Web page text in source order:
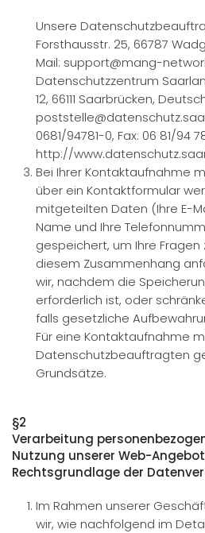
Unsere
Forsthausstr. 25, 66787
Mail: support@mang-
Datenschutzzentrum
12, 66111 Saarbrücken,
0681/94781-0, Fax: 06 81/94
http://
Bei Ihrer Kontaktaufnahme
über ein Kontaktformular
mitgeteilten Daten (Ihre E-
Name und Ihre
gespeichert, um Ihre
diesem Zusammenhang
wir, nachdem die
erforderlich ist, oder
falls gesetzliche
Für eine Kontaktaufnahme
Datenschutzbeauftragten
Grundsätze.
§2
Verarbeitung
Nutzung unserer Web-
Rechtsgrundlage der
Im Rahmen unserer
wir, wie nachfolgend im